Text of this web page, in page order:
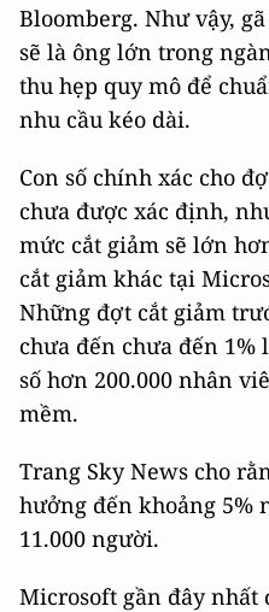
Bloomberg. Như vậy,
sẽ là ông lớn trong
thu hẹp quy mô để
nhu cầu kéo dài.
Con số chính xác cho
chưa được xác định,
mức cắt giảm sẽ lớn
cắt giảm khác tại
Những đợt cắt giảm
chưa đến chưa đến
số hơn 200.000 nhân
mềm.
Trang Sky News cho
hưởng đến khoảng 5%
11.000 người.
Microsoft gần đây